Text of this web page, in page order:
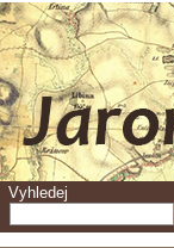
Vyhledej